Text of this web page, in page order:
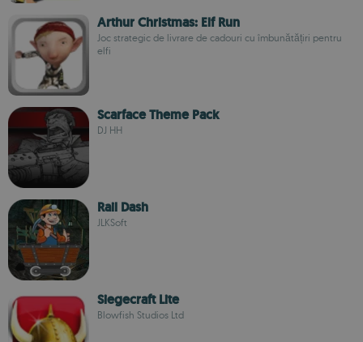
Arthur Christmas: Elf Run
Joc strategic de livrare de cadouri cu îmbunătățiri pentru
elfi
Scarface Theme Pack
DJ HH
Rail Dash
JLKSoft
Siegecraft Lite
Blowfish Studios Ltd